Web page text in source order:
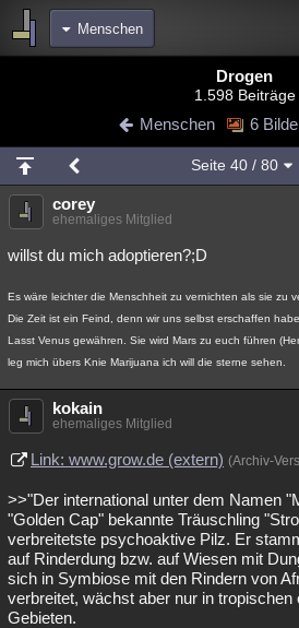
Menschen
Blogs
Chat Wiki Neuigkeiten
meine Rubriken
Menschen
Spiritualität Verschwörungen
Natur Umfragen Unterhaltung
weitere Rubriken
Philosophie Träume Orte
Astronomie
Besucht Teilgenommen Alle
Lesenswert Schlüsselwörter
Drogen
1.598 Beiträge
Menschen 6
Seite 40/ 80
corey
ehemaliges Mitglied
willst du mich adoptieren?;D
Es wäre leichter die Menschheit zu vernichten als sie zu
Die Zeit ist ein Feind, denn wir uns selbst erschaffen
Lasst Venus gewähren. Sie wird Mars zu euch führen
leg mich übers Knie Marijuana ich will die sterne sehen.
kokain
ehemaliges Mitglied
Link: www.grow.de (extern) (Archiv-
>>"Der international unter dem Namen
"Golden Cap" bekannte Träuschling
verbreitetste psychoaktive Pilz. Er
auf Rinderdung bzw. auf Wiesen mit
sich in Symbiose mit den Rindern von
verbreitet, wächst aber nur in tropischen
Gebieten.